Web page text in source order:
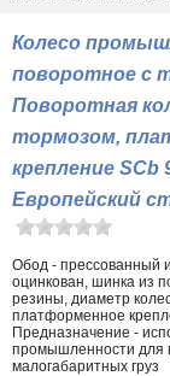
Колесо
поворотное с
Поворотная
тормозом,
крепление SCb
Европейский
Обод - прессованный
оцинкован, шинка из
резины, диаметр
платформенное
Предназначение -
промышленности для
малогабаритных груз